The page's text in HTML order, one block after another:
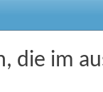
die im